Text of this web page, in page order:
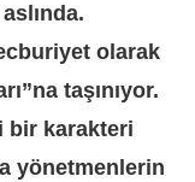
olarak
taşınıyor.
bir karakteri
yönetmenlerin